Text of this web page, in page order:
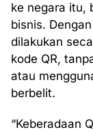
ke negara itu,
bisnis.
dilakukan
kode QR,
atau
berbelit.
“Keberadaan